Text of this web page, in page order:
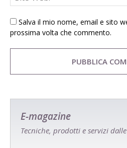
Salva il mio nome, email e sito
prossima volta che commento.
E-magazine
Tecniche, prodotti e servizi